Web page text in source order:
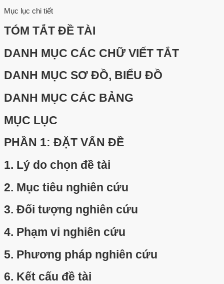
Mục lục chi tiết
TÓM TẮT ĐỀ TÀI
DANH MỤC CÁC CHỮ VIẾT TẮT
DANH MỤC SƠ ĐỒ, BIỂU ĐỒ
DANH MỤC CÁC BẢNG
MỤC LỤC
PHẦN 1: ĐẶT VẤN ĐỀ
1. Lý do chọn đề tài
2. Mục tiêu nghiên cứu
3. Đối tượng nghiên cứu
4. Phạm vi nghiên cứu
5. Phương pháp nghiên cứu
6. Kết cấu đề tài